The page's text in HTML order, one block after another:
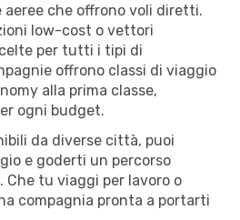
aeree che offrono voli diretti.
low-cost o vettori
per tutti i tipi di
offrono classi di viaggio
alla prima classe,
ogni budget.
da diverse città, puoi
e goderti un percorso
Che tu viaggi per lavoro o
compagnia pronta a portarti